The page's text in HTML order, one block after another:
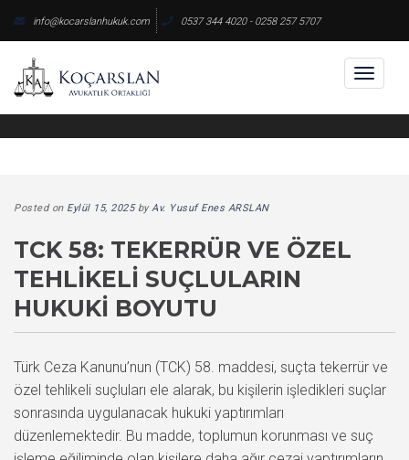
content
info@kocarslanhukuk.com 0537 344 4020 - 0258 257 5707
Posted on Eylül 15, 2025byAv. Yusuf Enes ARSLAN
TCK 58: TEKERRÜR VE ÖZEL
TEHLIKELI SUÇLULARIN
HUKUKI BOYUTU
Türk Ceza Kanunu’nun (TCK) 58. maddesi, suçta tekerrür ve
özel tehlikeli suçluları ele alarak, bu kişilerin işledikleri suçlar
sonrasında uygulanacak hukuki yaptırımları
düzenlemektedir. Bu madde, toplumun korunması ve suç